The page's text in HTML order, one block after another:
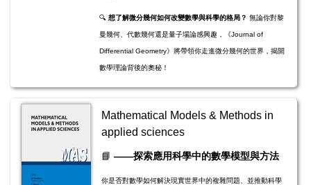
🔍 想了解微分幾何如何改變數學與科學的格局？ 無論你對黎
曼幾何、代數幾何還是量子場論感興趣，《Journal of
Differential Geometry》將帶領你走進微分幾何的世界，揭開
數學理論背後的奧秘！
Mathematical Models & Methods in
applied sciences
📘 ——探索應用科學中的數學模型與方法
你是否對數學如何解決現實世界中的複雜問題、並推動科學